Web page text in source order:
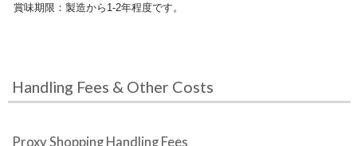
賞味期限：製造から1-2年程度です。
Handling Fees & Other Costs
Proxy Shopping Handling Fees